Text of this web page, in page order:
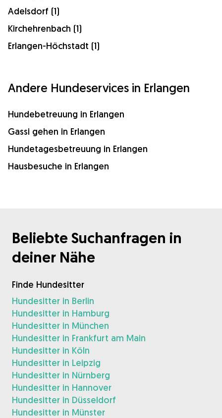
Adelsdorf (1)
Kirchehrenbach (1)
Erlangen-Höchstadt (1)
Andere Hundeservices in Erlangen
Hundebetreuung in Erlangen
Gassi gehen in Erlangen
Hundetagesbetreuung in Erlangen
Hausbesuche in Erlangen
Beliebte Suchanfragen in
deiner Nähe
Finde Hundesitter
Hundesitter in Berlin
Hundesitter in Hamburg
Hundesitter in München
Hundesitter in Frankfurt am Main
Hundesitter in Köln
Hundesitter in Leipzig
Hundesitter in Nürnberg
Hundesitter in Hannover
Hundesitter in Düsseldorf
Hundesitter in Münster